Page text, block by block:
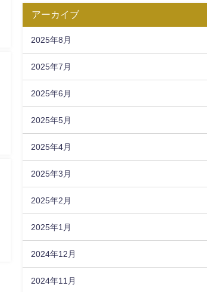
アーカイブ
2025年8月
2025年7月
2025年6月
2025年5月
2025年4月
2025年3月
2025年2月
2025年1月
2024年12月
2024年11月